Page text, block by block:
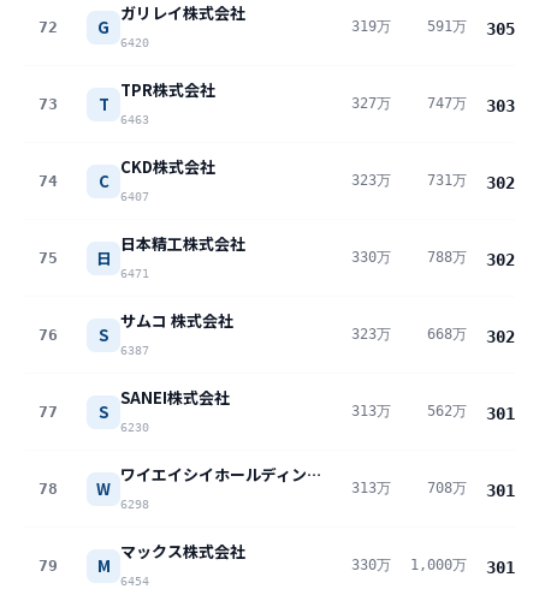
72 G
ガリレイ株式会社
6420
319万 591万 305
73 T
TPR株式会社
6463
327万 747万 303
74 C
CKD株式会社
6407
323万 731万 302
75 日
日本精工株式会社
6471
330万 788万 302
76 S
サムコ 株式会社
6387
323万 668万 302
77 S
SANEI株式会社
6230
313万 562万 301
78 W
ワイエイシイホールディングス株式会社
6298
313万 708万 301
79 M
マックス株式会社
6454
330万 1,000万 301